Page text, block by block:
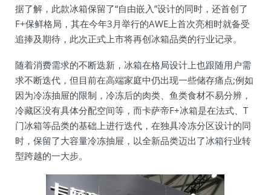
据了解，此款冰箱保留了“自由嵌入”设计的同时，还首创了
F+保鲜格局，其在今年3月举行的AWE上首次亮相时就备受
追捧及期待，此次正式上市将再创冰箱品类的行业记录。
随着消费需求的不断迭新，冰箱在格局设计上也跟随用户需
求不断迭代，但目前在高端家庭中仍出现一些储存痛点;例如
因为冷冻抽屉的限制，冷冻后的肉类、鱼类食材不易分辨，
冷藏区没有具体分配空间等，而卡萨帝F+冰箱是在法式、T
门冰箱等品类的基础上进行迭代，在独具冷冻分区设计的同
时，保留了大容量冷冻抽屉，以全新品类迈出了冰箱行业转
型跨越的一大步。